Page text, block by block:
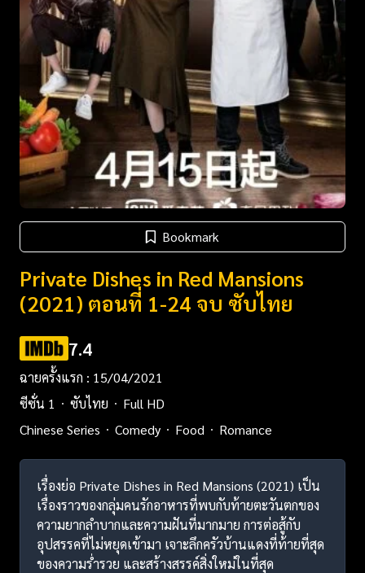
Bookmark
Private Dishes in Red Mansions
(2021) ตอนที่ 1-24 จบ ซับไทย
7.4
ฉายครั้งแรก : 15/04/2021
ซีซั่น 1
ซับไทย
Full HD
Chinese Series
Comedy Food Romance
เรื่องย่อ Private Dishes in Red Mansions (2021) เป็น
เรื่องราวของกลุ่มคนรักอาหารที่พบกับท้ายตะวันตกของ
ความยากลำบากและความฝันที่มากมาย การต่อสู้กับ
อุปสรรคที่ไม่หยุดเข้ามา เจาะลึกครัวบ้านแดงที่ท้ายที่สุด
ของความร่ำรวย และสร้างสรรค์สิ่งใหม่ในที่สุด